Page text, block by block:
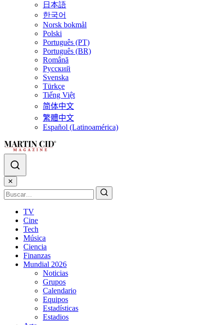
日本語
한국어
Norsk bokmål
Polski
Português (PT)
Português (BR)
Română
Русский
Svenska
Türkçe
Tiếng Việt
简体中文
繁體中文
Español (Latinoamérica)
✕
TV
Cine
Tech
Música
Ciencia
Finanzas
Mundial 2026
Noticias
Grupos
Calendario
Equipos
Estadísticas
Estadios